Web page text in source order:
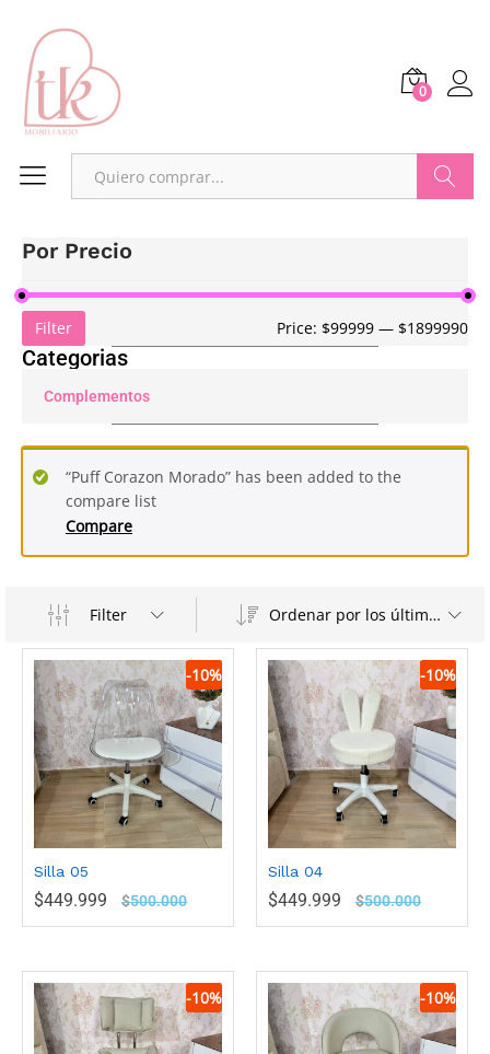
0
Por Precio
Filter Price: $99999 — $1899990
Categorias
Complementos
Compare
“Puff Corazon Morado” has been added to the
compare list
Filter Ordenar por los últimos
-10%
Silla 05
$449.999 $500.000
-10%
Silla 04
$449.999 $500.000
-10% -10%